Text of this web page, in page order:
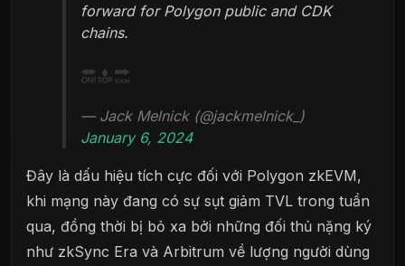
forward for Polygon public and CDK
chains.
— Jack Melnick (@jackmelnick_)
January 6, 2024
Đây là dấu hiệu tích cực đối với Polygon zkEVM,
khi mạng này đang có sự sụt giảm TVL trong tuần
qua, đồng thời bị bỏ xa bởi những đối thủ nặng ký
như zkSync Era và Arbitrum về lượng người dùng